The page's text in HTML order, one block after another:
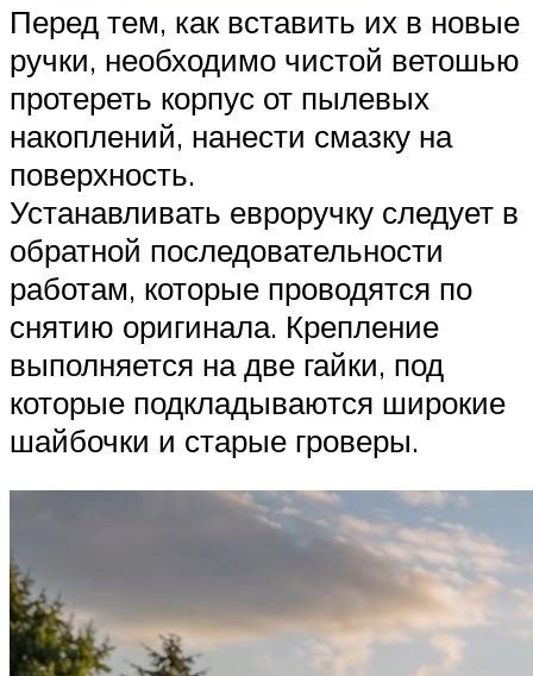
Перед тем, как вставить их в новые
ручки, необходимо чистой ветошью
протереть корпус от пылевых
накоплений, нанести смазку на
поверхность.
Устанавливать евроручку следует в
обратной последовательности
работам, которые проводятся по
снятию оригинала. Крепление
выполняется на две гайки, под
которые подкладываются широкие
шайбочки и старые гроверы.